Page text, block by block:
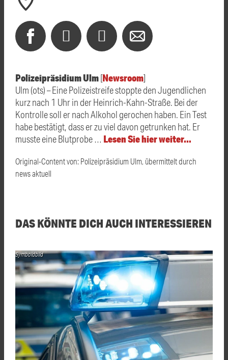
Polizeipräsidium Ulm[Newsroom]
Ulm (ots) – Eine Polizeistreife stoppte den Jugendlichen
kurz nach 1 Uhr in der Heinrich-Kahn-Straße. Bei der
Kontrolle soll er nach Alkohol gerochen haben. Ein Test
habe bestätigt, dass er zu viel davon getrunken hat. Er
musste eine Blutprobe … Lesen Sie hier weiter…
Original-Content von: Polizeipräsidium Ulm, übermittelt durch
news aktuell
DAS KÖNNTE DICH AUCH INTERESSIEREN
Symboldbild